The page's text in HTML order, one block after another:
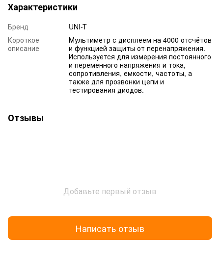
Характеристики
Бренд
UNI-T
Короткое
описание
Мультиметр с дисплеем на 4000 отсчётов
и функцией защиты от перенапряжения.
Используется для измерения постоянного
и переменного напряжения и тока,
сопротивления, емкости, частоты, а
также для прозвонки цепи и
тестирования диодов.
Отзывы
Добавьте первый отзыв
Написать отзыв